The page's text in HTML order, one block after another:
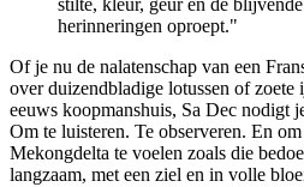
stilte, kleur, geur en de
herinneringen oproept."
Of je nu de nalatenschap van een
over duizendbladige lotussen of zoete
eeuws koopmanshuis, Sa Dec nodigt
Om te luisteren. Te observeren. En
Mekongdelta te voelen zoals die
langzaam, met een ziel en in volle